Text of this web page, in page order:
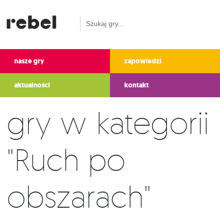
nasze gry zapowiedzi
aktualności kontakt
Gry w kategorii
"Ruch po
obszarach"